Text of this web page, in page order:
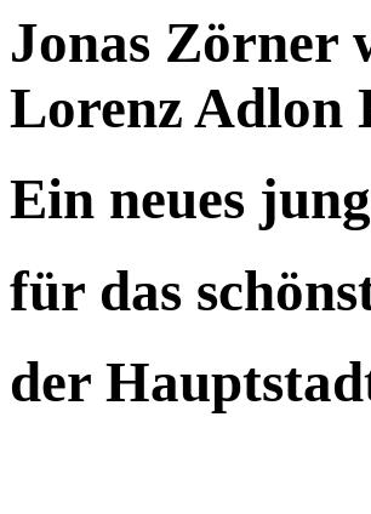
Jonas Zörner
Lorenz Adlon
Ein neues
für das
der